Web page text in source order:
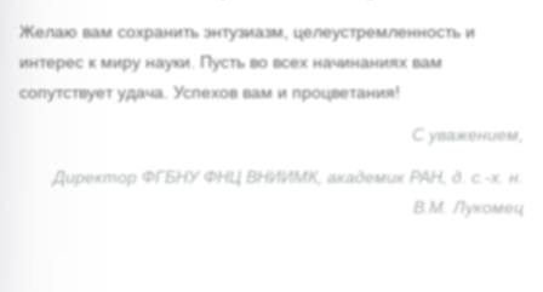
Желаю вам сохранить энтузиазм, целеустремленность и
интерес к миру науки. Пусть во всех начинаниях вам
сопутствует удача. Успехов вам и процветания!
С уважением,
Директор ФГБНУ ФНЦ ВНИИМК, академик РАН, д. с.-х. н.
В.М. Лукомец